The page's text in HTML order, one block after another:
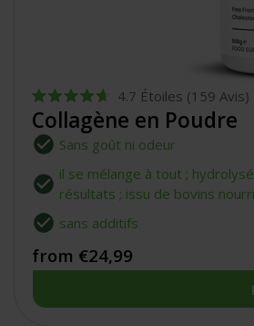
Noté
4.7
sur
5
4.7 Étoiles (159 Avis)
Collagène en Poudre
Sans goût ni odeur
il se mélange à tout ;
résultats ; issu de bovins
sans additifs
from €24,99